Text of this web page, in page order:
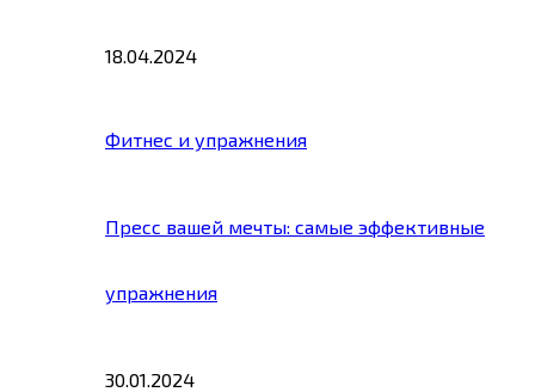
18.04.2024
Фитнес и упражнения
Пресс вашей мечты: самые эффективные
упражнения
30.01.2024